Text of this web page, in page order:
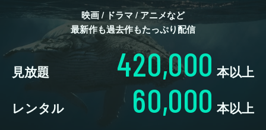
映画 / ドラマ / アニメなど
最新作も過去作もたっぷり配信
見放題 420,000 本以上
レンタル 60,000 本以上